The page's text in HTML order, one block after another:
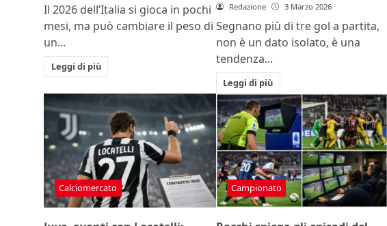
Il 2026 dell’Italia si gioca in pochi
mesi, ma può cambiare il peso di
un...
Leggi di più
Redazione 3 Marzo 2026
Segnano più di tre gol a partita,
non è un dato isolato, è una
tendenza...
Leggi di più
Calciomercato Campionato